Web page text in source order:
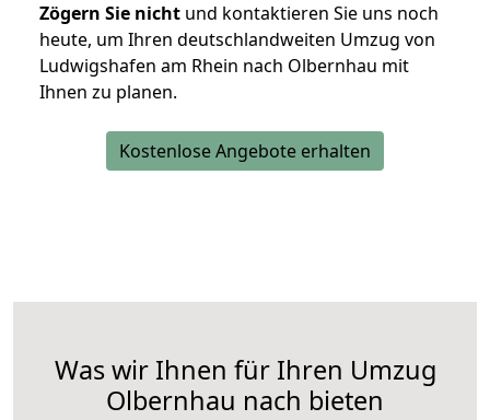
Zögern Sie nicht und kontaktieren Sie uns noch
heute, um Ihren deutschlandweiten Umzug von
Ludwigshafen am Rhein nach Olbernhau mit
Ihnen zu planen.
Kostenlose Angebote erhalten
Was wir Ihnen für Ihren Umzug
Olbernhau nach bieten